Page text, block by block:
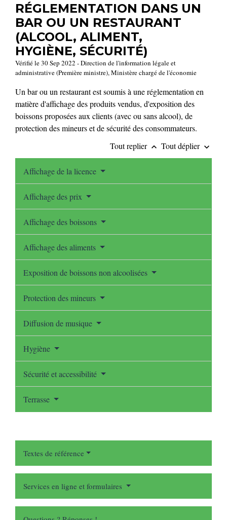
RÉGLEMENTATION DANS UN
BAR OU UN RESTAURANT
(ALCOOL, ALIMENT,
HYGIÈNE, SÉCURITÉ)
Vérifié le 30 Sep 2022 - Direction de l'information légale et
administrative (Première ministre), Ministère chargé de l'économie
Un bar ou un restaurant est soumis à une réglementation en
matière d'affichage des produits vendus, d'exposition des
boissons proposées aux clients (avec ou sans alcool), de
protection des mineurs et de sécurité des consommateurs.
Tout replier keyboard_arrow_up Tout déplier keyboard_arrow_down
Affichage de la licence
Affichage des prix
Affichage des boissons
Affichage des aliments
Exposition de boissons non alcoolisées
Protection des mineurs
Diffusion de musique
Hygiène
Sécurité et accessibilité
Terrasse
Textes de référence
Services en ligne et formulaires